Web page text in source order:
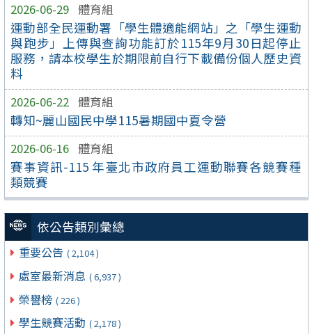
2026-06-29 體育組
運動部全民運動署「學生體適能網站」之「學生運動
與跑步」上傳與查詢功能訂於115年9月30日起停止
服務，請本校學生於期限前自行下載備份個人歷史資
料
2026-06-22 體育組
轉知~麗山國民中學115暑期國中夏令營
2026-06-16 體育組
賽事資訊-115 年臺北市政府員工運動聯賽各競賽種
類競賽
依公告類別彙總
重要公告 ( 2,104 )
處室最新消息 ( 6,937 )
榮譽榜 ( 226 )
學生競賽活動 ( 2,178 )